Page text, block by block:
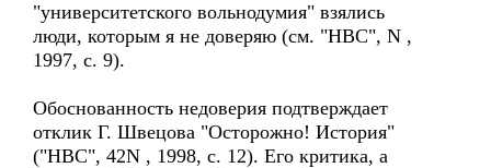
"университетского вольнодумия" взялись
люди, которым я не доверяю (см. "НВС", N ,
1997, с. 9).
Обоснованность недоверия подтверждает
отклик Г. Швецова "Осторожно! История"
("НВС", 42N , 1998, с. 12). Его критика, а